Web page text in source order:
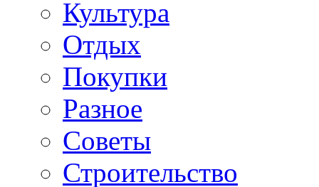
Культура
Отдых
Покупки
Разное
Советы
Строительство